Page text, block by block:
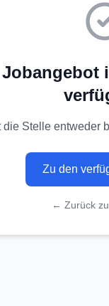
Jobangebot
die Stelle entweder
Zu den
← Zurück